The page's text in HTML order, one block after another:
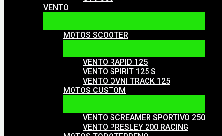
VENTO
MOTOS SCOOTER
VENTO RAPID 125
VENTO SPIRIT 125 S
VENTO OVNI TRACK 125
MOTOS CUSTOM
VENTO SCREAMER SPORTIVO 250
VENTO PRESLEY 200 RACING